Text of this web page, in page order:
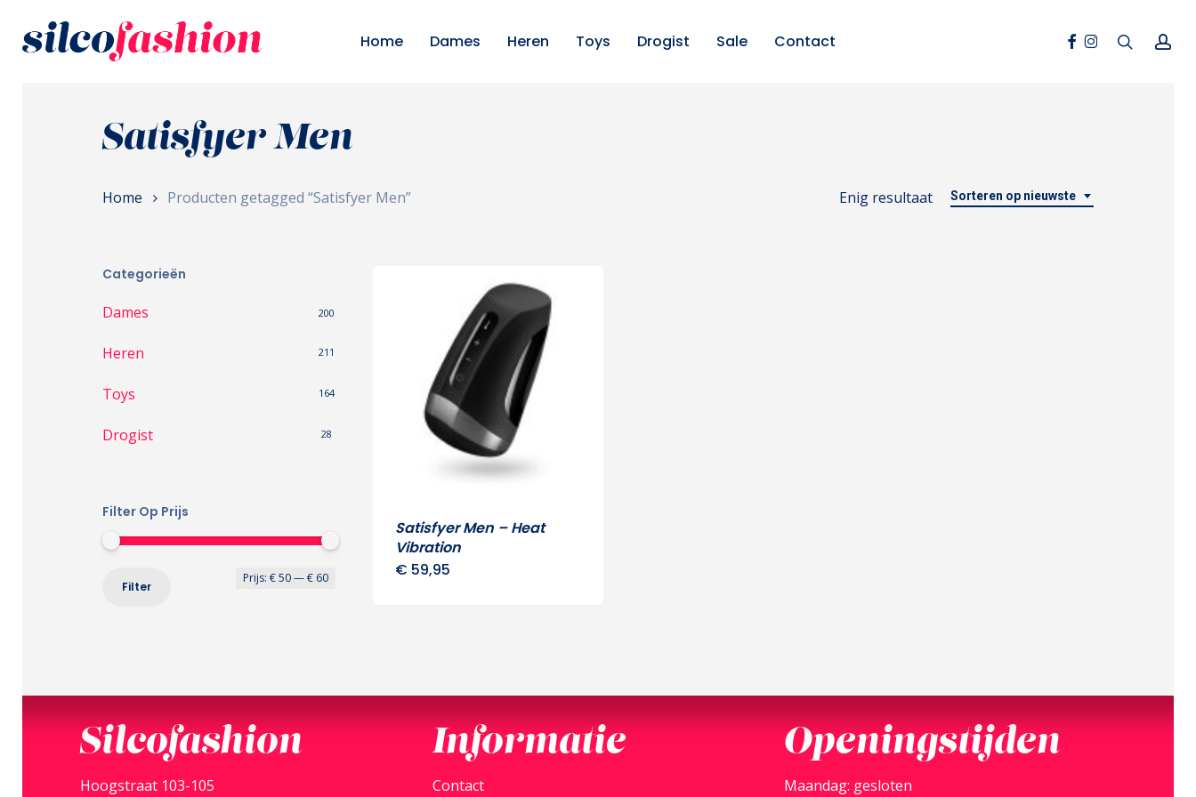
Home Dames Heren Toys Drogist Sale Contact Facebook
Instagramsearch
Satisfyer Men
Sorteren op nieuwste
Enig resultaat
Home Producten getagged “Satisfyer Men”
Categorieën
Dames 200
Heren 211
Toys 164
Drogist 28
Filter Op Prijs
Filter
Prijs: € 50—€ 60
Satisfyer Men – Heat
Vibration
€ 59,95
Silcofashion
Hoogstraat 103-105
Informatie
Contact
Openingstijden
Maandag: gesloten